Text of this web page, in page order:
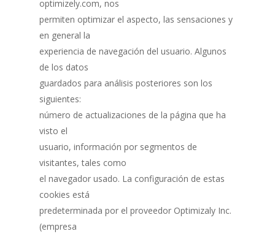
optimizely.com, nos
permiten optimizar el aspecto, las sensaciones y
en general la
experiencia de navegación del usuario. Algunos
de los datos
guardados para análisis posteriores son los
siguientes:
número de actualizaciones de la página que ha
visto el
usuario, información por segmentos de
visitantes, tales como
el navegador usado. La configuración de estas
cookies está
predeterminada por el proveedor Optimizaly Inc.
(empresa